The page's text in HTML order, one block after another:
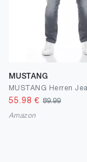
MUSTANG
55.98 €89.99
Amazon